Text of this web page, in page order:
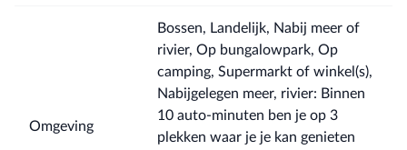
Omgeving
Bossen, Landelijk, Nabij meer of
rivier, Op bungalowpark, Op
camping, Supermarkt of winkel(s),
Nabijgelegen meer, rivier: Binnen
10 auto-minuten ben je op 3
plekken waar je je kan genieten